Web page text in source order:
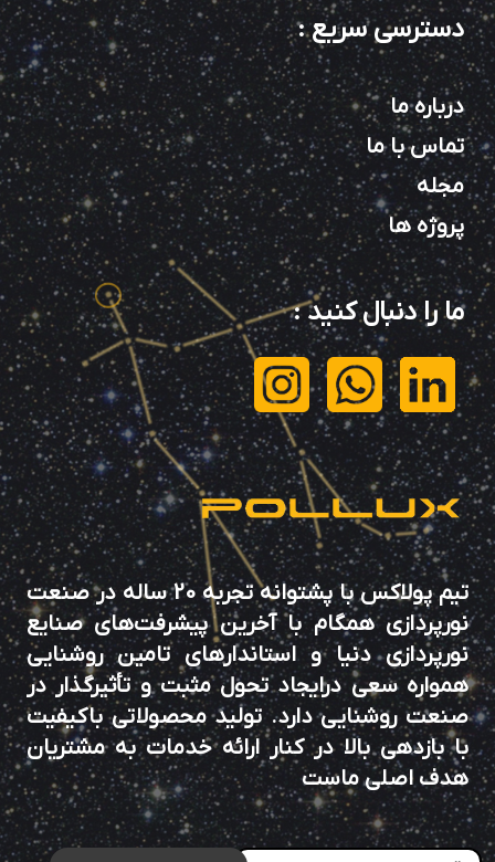
دسترسی سریع:
درباره ما
تماس با ما
مجله
پروژه ها
ما را دنبال کنید:
تیم پولاکس با پشتوانه تجربه 20 ساله در صنعت
نورپردازی همگام با آخرین پیشرفت‌های صنایع
نورپردازی دنیا و استاندارهای تامین روشنایی
همواره سعی درایجاد تحول مثبت و تأثیرگذار در
صنعت روشنایی دارد. تولید محصولاتی باکیفیت
با بازدهی بالا در کنار ارائه خدمات به مشتریان
هدف اصلی ماست